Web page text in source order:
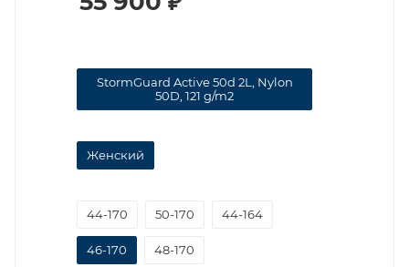
StormGuard Active 50d 2L, Nylon
50D, 121 g/m2
Женский
44-170 50-170 44-164
46-170 48-170